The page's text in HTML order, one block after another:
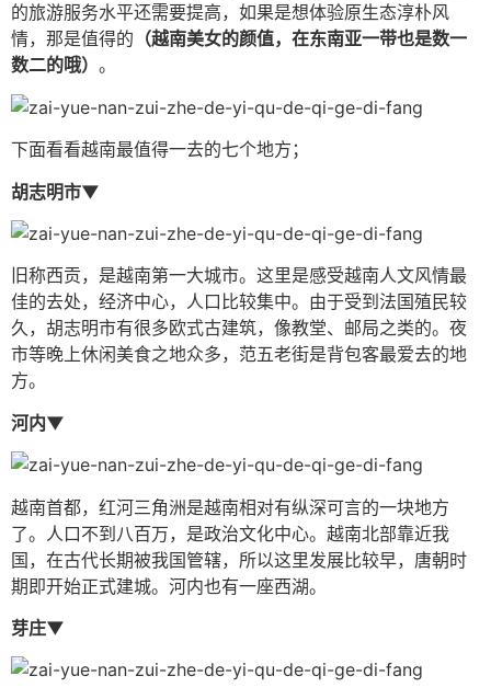
的旅游服务水平还需要提高，如果是想体验原生态淳朴风
情，那是值得的 （越南美女的颜值，在东南亚一带也是数一
数二的哦） 。
下面看看越南最值得一去的七个地方；
胡志明市▼
旧称西贡，是越南第一大城市。这里是感受越南人文风情最
佳的去处，经济中心，人口比较集中。由于受到法国殖民较
久，胡志明市有很多欧式古建筑，像教堂、邮局之类的。夜
市等晚上休闲美食之地众多，范五老街是背包客最爱去的地
方。
河内▼
越南首都，红河三角洲是越南相对有纵深可言的一块地方
了。人口不到八百万，是政治文化中心。越南北部靠近我
国，在古代长期被我国管辖，所以这里发展比较早，唐朝时
期即开始正式建城。河内也有一座西湖。
芽庄▼